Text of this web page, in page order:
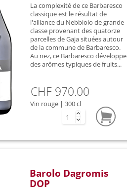
La complexité de ce Barbaresco
classique est le résultat de
l'alliance du Nebbiolo de grande
classe provenant des quatorze
parcelles de Gaja situées autour
de la commune de Barbaresco.
Au nez, ce Barbaresco développe
des arômes typiques de fruits...
CHF 970.00
Vin rouge | 300 cl
Barolo Dagromis
DOP